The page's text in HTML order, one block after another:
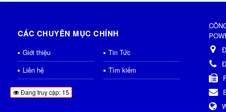
CÁC CHUYÊN MỤC CHÍNH
Giới thiệu
Tin Tức
Liên hệ
Tìm kiếm
Đang truy cập: 15